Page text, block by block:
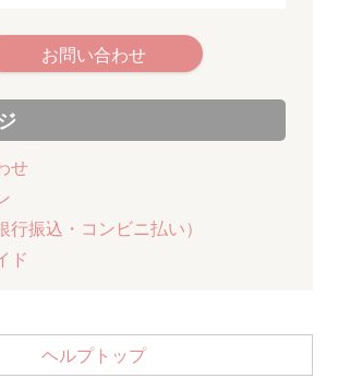
お問い合わせ
せ
行振込・コンビニ払い）
ド
ヘルプトップ